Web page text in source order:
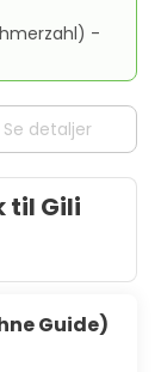
-
Se detaljer
til Gili
Guide)